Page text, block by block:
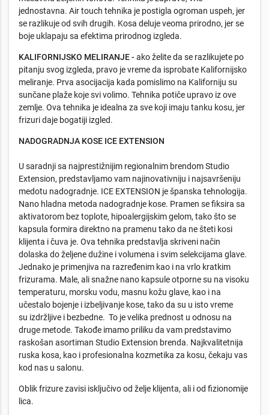
jednostavna. Air touch tehnika je postigla ogroman uspeh, jer
se razlikuje od svih drugih. Kosa deluje veoma prirodno, jer se
boje uklapaju sa efektima prirodnog izgleda.
KALIFORNIJSKO MELIRANJE - ako želite da se razlikujete po
pitanju svog izgleda, pravo je vreme da isprobate Kalifornijsko
meliranje. Prva asocijacija kada pomislimo na Kaliforniju su
sunčane plaže koje svi volimo. Tehnika potiče upravo iz ove
zemlje. Ova tehnika je idealna za sve koji imaju tanku kosu, jer
frizuri daje bogatiji izgled.
NADOGRADNJA KOSE ICE EXTENSION
U saradnji sa najprestižnijim regionalnim brendom Studio
Extension, predstavljamo vam najinovativniju i najsavršeniju
medotu nadogradnje. ICE EXTENSION je španska tehnologija.
Nano hladna metoda nadogradnje kose. Pramen se fiksira sa
aktivatorom bez toplote, hipoalergijskim gelom, tako što se
kapsula formira direktno na pramenu tako da ne šteti kosi
klijenta i čuva je. Ova tehnika predstavlja skriveni način
dolaska do željene dužine i volumena i svim selekcijama glave.
Jednako je primenjiva na razređenim kao i na vrlo kratkim
frizurama. Male, ali snažne nano kapsule otporne su na visoku
temperaturu, morsku vodu, masnu kožu glave, kao i na
učestalo bojenje i izbeljivanje kose, tako da su u isto vreme
su izdržljive i bezbedne. To je velika prednost u odnosu na
druge metode. Takođe imamo priliku da vam predstavimo
raskošan asortiman Studio Extension brenda. Najkvalitetnija
ruska kosa, kao i profesionalna kozmetika za kosu, čekaju vas
kod nas u salonu.
Oblik frizure zavisi isključivo od želje klijenta, ali i od fizionomije
lica.